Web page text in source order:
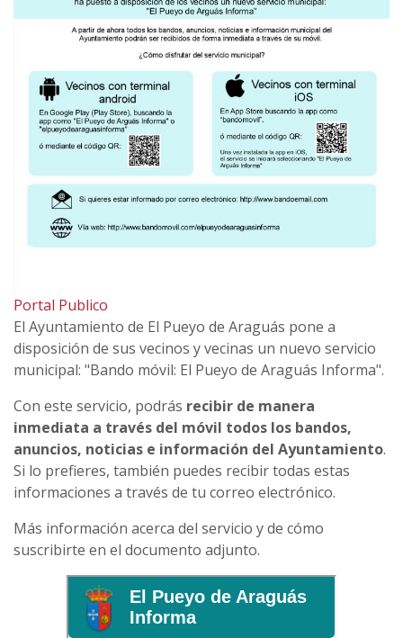
Portal Publico
El Ayuntamiento de El Pueyo de Araguás pone a
disposición de sus vecinos y vecinas un nuevo servicio
municipal: "Bando móvil: El Pueyo de Araguás Informa".
Con este servicio, podrás recibir de manera
inmediata a través del móvil todos los bandos,
anuncios, noticias e información del Ayuntamiento.
Si lo prefieres, también puedes recibir todas estas
informaciones a través de tu correo electrónico.
Más información acerca del servicio y de cómo
suscribirte en el documento adjunto.